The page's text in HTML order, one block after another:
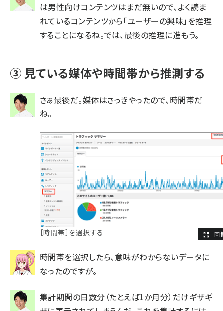
は男性向けコンテンツはまだ無いので、よく読ま
れているコンテンツから「ユーザーの興味」を推理
することになるね。では、最後の推理に進もう。
③ 見ている媒体や時間帯から推測する
さぁ最後だ。媒体はさっきやったので、時間帯だ
ね。
［時間帯］を選択する
時間帯を選択したら、意味がわからないデータに
なったのですが。
集計期間の日数分（たとえば1か月分）だけギザギ